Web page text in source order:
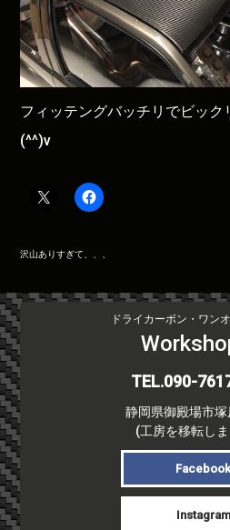
フィッテングバッチリでビック
(^^)v
投
ナ
ビ
ゲ
ー
シ
ョ
ン
沢山ありすぎて、、、
ドライカーボン・ワン
TEL.090-
静岡県御殿場市
(工房を移転し
Instagram